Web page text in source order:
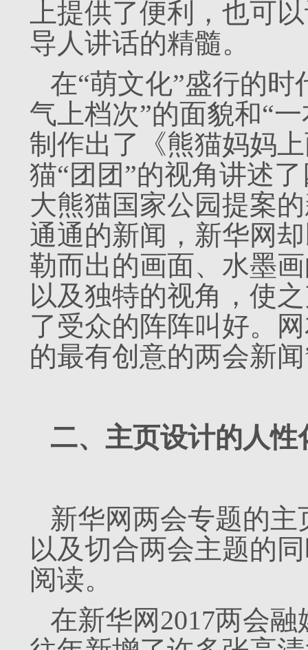
上提供了便利，也可
导人讲话的精髓。
在“萌文化”盛行的
气上档次”的面貌和“
制作出了《熊猫妈妈
猫“团团”的视角讲述
大熊猫国家公园提案
通通的新闻，新华网
勒而出的画面、水墨
以及独特的视角，使
了受众的阵阵叫好。
的最有创意的两会新
二、主页设计的人性
新华网两会专题的
以及切合两会主题的
阅读。
在新华网2017两会